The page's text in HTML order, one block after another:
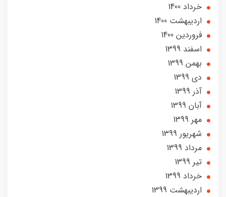
خرداد 1400
ارديبهشت 1400
فروردین 1400
اسفند 1399
بهمن 1399
دی 1399
آذر 1399
آبان 1399
مهر 1399
شهریور 1399
مرداد 1399
تير 1399
خرداد 1399
ارديبهشت 1399